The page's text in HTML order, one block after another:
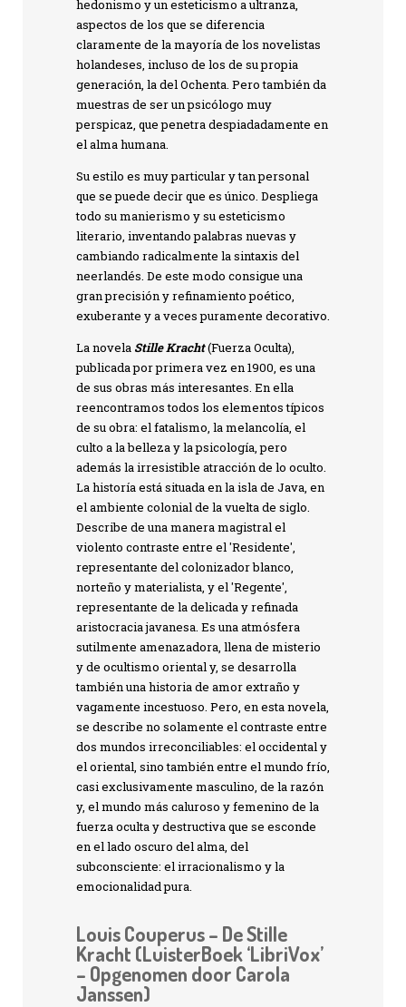
hedonismo y un esteticismo a ultranza,
aspectos de los que se diferencia
claramente de la mayoría de los novelistas
holandeses, incluso de los de su propia
generación, la del Ochenta. Pero también da
muestras de ser un psicólogo muy
perspicaz, que penetra despiadadamente en
el alma humana.
Su estilo es muy particular y tan personal
que se puede decir que es único. Despliega
todo su manierismo y su esteticismo
literario, inventando palabras nuevas y
cambiando radicalmente la sintaxis del
neerlandés. De este modo consigue una
gran precisión y refinamiento poético,
exuberante y a veces puramente decorativo.
La novela Stille Kracht(Fuerza Oculta),
publicada por primera vez en 1900, es una
de sus obras más interesantes. En ella
reencontramos todos los elementos típicos
de su obra: el fatalismo, la melancolía, el
culto a la belleza y la psicología, pero
además la irresistible atracción de lo oculto.
La historía está situada en la isla de Java, en
el ambiente colonial de la vuelta de siglo.
Describe de una manera magistral el
violento contraste entre el 'Residente',
representante del colonizador blanco,
norteño y materialista, y el 'Regente',
representante de la delicada y refinada
aristocracia javanesa. Es una atmósfera
sutilmente amenazadora, llena de misterio
y de ocultismo oriental y, se desarrolla
también una historia de amor extraño y
vagamente incestuoso. Pero, en esta novela,
se describe no solamente el contraste entre
dos mundos irreconciliables: el occidental y
el oriental, sino también entre el mundo frío,
casi exclusivamente masculino, de la razón
y, el mundo más caluroso y femenino de la
fuerza oculta y destructiva que se esconde
en el lado oscuro del alma, del
subconsciente: el irracionalismo y la
emocionalidad pura.
Louis Couperus – De Stille
Kracht (LuisterBoek ‘LibriVox’
– Opgenomen door Carola
Janssen)